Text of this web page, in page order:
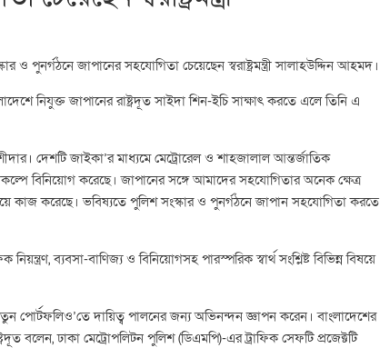
ও পুনর্গঠনে জাপানের সহযোগিতা চেয়েছেন স্বরাষ্ট্রমন্ত্রী সালাহউদ্দিন আহমদ।
নিযুক্ত জাপানের রাষ্ট্রদূত সাইদা শিন-ইচি সাক্ষাৎ করতে এলে তিনি এ
দেশটি জাইকা’র মাধ্যমে মেট্রোরেল ও শাহজালাল আন্তর্জাতিক
বিনিয়োগ করেছে। জাপানের সঙ্গে আমাদের সহযোগিতার অনেক ক্ষেত্র
কাজ করেছে। ভবিষ্যতে পুলিশ সংস্কার ও পুনর্গঠনে জাপান সহযোগিতা করতে
ব্যবসা-বাণিজ্য ও বিনিয়োগসহ পারস্পরিক স্বার্থ সংশ্লিষ্ট বিভিন্ন বিষয়ে
পোর্টফলিও’তে দায়িত্ব পালনের জন্য অভিনন্দন জ্ঞাপন করেন। বাংলাদেশের
বলেন, ঢাকা মেট্রোপলিটন পুলিশ (ডিএমপি)-এর ট্রাফিক সেফটি প্রজেক্টটি